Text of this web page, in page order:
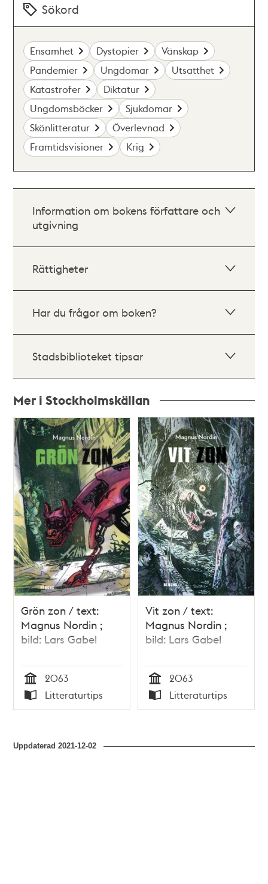
Sökord
Ensamhet Dystopier
Vänskap
Pandemier
Ungdomar
Utsatthet
Katastrofer
Diktatur
Ungdomsböcker
Sjukdomar
Skönlitteratur
Överlevnad
Framtidsvisioner
Krig
Information om bokens författare och
utgivning
Rättigheter
Har du frågor om boken?
Stadsbiblioteket tipsar
Mer i Stockholmskällan
Relaterade
poster
och
teman
Grön zon / text:
Magnus Nordin ;
bild: Lars Gabel
Tid
2063
Typ
Litteraturtips
Vit zon / text:
Magnus Nordin ;
bild: Lars Gabel
Tid
2063
Typ
Litteraturtips
Uppdaterad2021-12-02